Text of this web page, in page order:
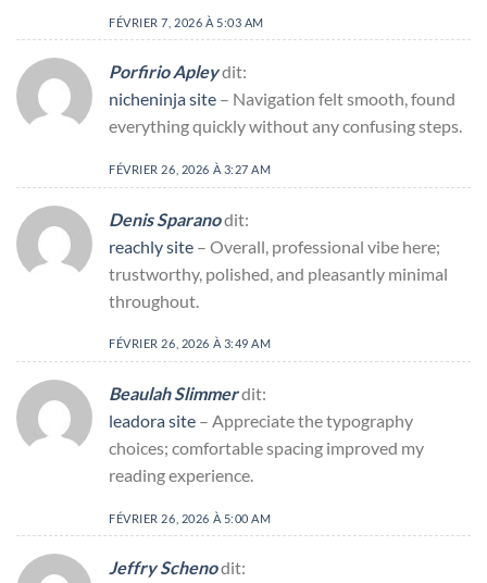
FÉVRIER 7, 2026 À 5:03 AM
Porfirio Apleydit:
nicheninja site – Navigation felt smooth, found
everything quickly without any confusing steps.
FÉVRIER 26, 2026 À 3:27 AM
Denis Sparanodit:
reachly site – Overall, professional vibe here;
trustworthy, polished, and pleasantly minimal
throughout.
FÉVRIER 26, 2026 À 3:49 AM
Beaulah Slimmerdit:
leadora site – Appreciate the typography
choices; comfortable spacing improved my
reading experience.
FÉVRIER 26, 2026 À 5:00 AM
Jeffry Schenodit: